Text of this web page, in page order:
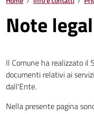
Note
Il Comune ha realizzato il
documenti relativi ai
dall'Ente.
Nella presente pagina